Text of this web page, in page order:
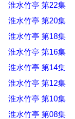
淮水竹亭 第22集
淮水竹亭 第20集
淮水竹亭 第18集
淮水竹亭 第16集
淮水竹亭 第14集
淮水竹亭 第12集
淮水竹亭 第10集
淮水竹亭 第08集